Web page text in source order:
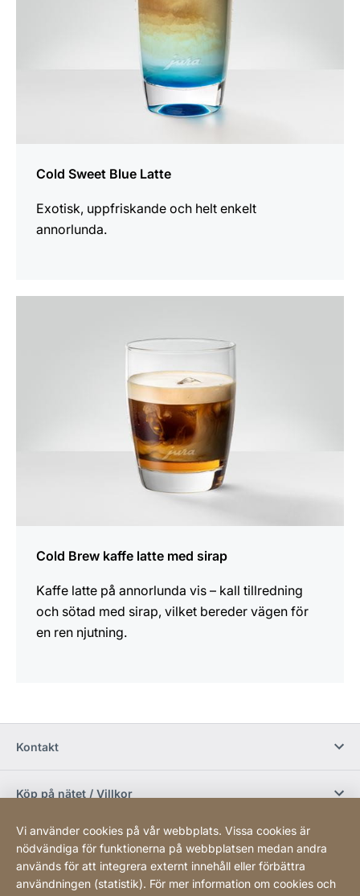
Cold Sweet Blue Latte
Exotisk, uppfriskande och helt enkelt
annorlunda.
Cold Brew kaffe latte med sirap
Kaffe latte på annorlunda vis – kall tillredning
och sötad med sirap, vilket bereder vägen för
en ren njutning.
Kontakt
Köp på nätet / Villkor
Newsletter
Vi använder cookies på vår webbplats. Vissa cookies är
nödvändiga för funktionerna på webbplatsen medan andra
används för att integrera externt innehåll eller förbättra
användningen (statistik). För mer information om cookies och